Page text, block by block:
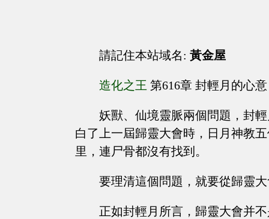
請記住本站域名: 黃金屋
造化之王 第616章 封輕月的心意
妖獸、仙境靈脈兩個問題，封
白了上一屆歸靈大會時，日月神教
里，連尸骨都沒有找到。
要理清這個問題，就要從歸靈
正如封輕月所言，歸靈大會并